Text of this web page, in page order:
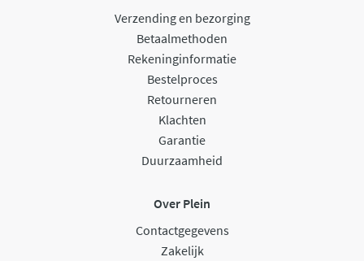
Verzending en bezorging
Betaalmethoden
Rekeninginformatie
Bestelproces
Retourneren
Klachten
Garantie
Duurzaamheid
Over Plein
Contactgegevens
Zakelijk